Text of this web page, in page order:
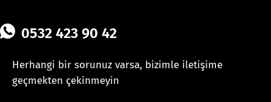
0532 423 90 42
Herhangi bir sorunuz varsa, bizimle iletişime
geçmekten çekinmeyin